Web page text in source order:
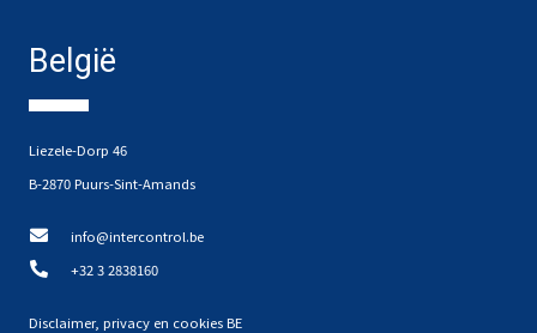
België
Liezele-Dorp 46
B-2870 Puurs-Sint-Amands
info@intercontrol.be
+32 3 2838160
Disclaimer, privacy en cookies BE